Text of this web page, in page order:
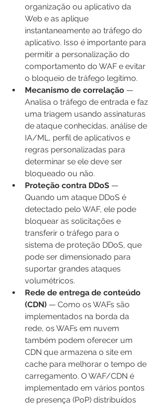
organização ou aplicativo da
Web e as aplique
instantaneamente ao tráfego do
aplicativo. Isso é importante para
permitir a personalização do
comportamento do WAF e evitar
o bloqueio de tráfego legítimo.
Mecanismo de correlação —
Analisa o tráfego de entrada e faz
uma triagem usando assinaturas
de ataque conhecidas, análise de
IA/ML, perfil de aplicativos e
regras personalizadas para
determinar se ele deve ser
bloqueado ou não.
Proteção contra DDoS —
Quando um ataque DDoS é
detectado pelo WAF, ele pode
bloquear as solicitações e
transferir o tráfego para o
sistema de proteção DDoS, que
pode ser dimensionado para
suportar grandes ataques
volumétricos.
Rede de entrega de conteúdo
(CDN) — Como os WAFs são
implementados na borda da
rede, os WAFs em nuvem
também podem oferecer um
CDN que armazena o site em
cache para melhorar o tempo de
carregamento. O WAF/CDN é
implementado em vários pontos
de presença (PoP) distribuídos